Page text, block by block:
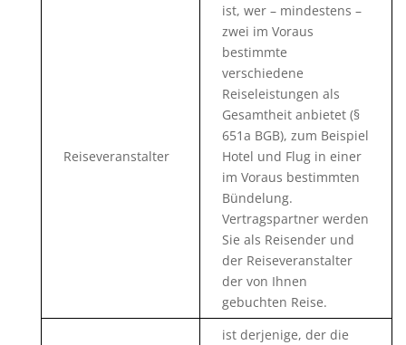
Reiseveranstalter
ist, wer – mindestens –
zwei im Voraus
bestimmte
verschiedene
Reiseleistungen als
Gesamtheit anbietet (§
651a BGB), zum Beispiel
Hotel und Flug in einer
im Voraus bestimmten
Bündelung.
Vertragspartner werden
Sie als Reisender und
der Reiseveranstalter
der von Ihnen
gebuchten Reise.
ist derjenige, der die